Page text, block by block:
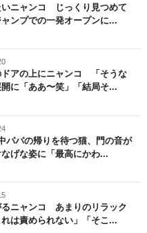
いニャンコ じっくり見つめて
ンプでの一発オープンに...
ドアの上にニャンコ 「そうな
に「ああ〜笑」「結局そ...
パパの帰りを待つ猫、門の音が
な姿に「最高にかわ...
るニャンコ あまりのリラック
は責められない」「そこ...